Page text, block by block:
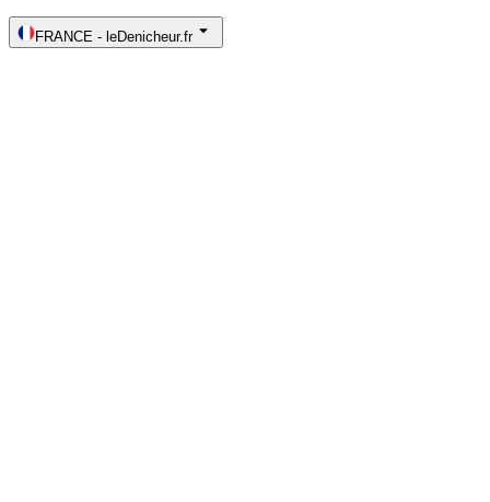
FRANCE - leDenicheur.fr